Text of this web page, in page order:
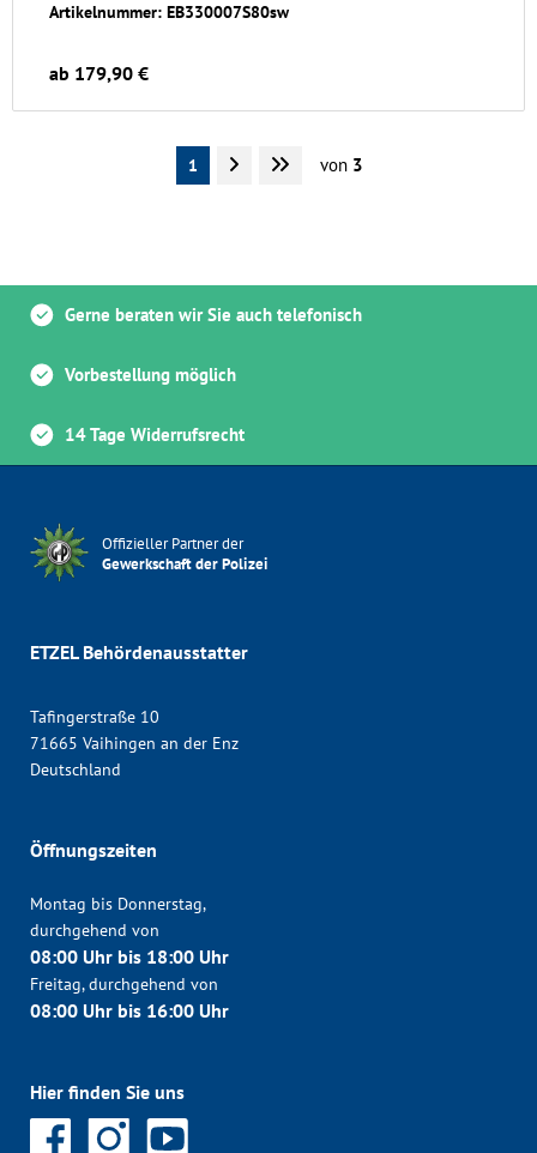
Artikelnummer: EB330007S80sw
ab 179,90 €
1 von 3
Gerne beraten wir Sie auch telefonisch
Vorbestellung möglich
14 Tage Widerrufsrecht
Offizieller Partner der
Gewerkschaft der Polizei
ETZEL Behördenausstatter
Tafingerstraße 10
71665 Vaihingen an der Enz
Deutschland
Öffnungszeiten
Montag bis Donnerstag,
durchgehend von
08:00 Uhr bis 18:00 Uhr
Freitag, durchgehend von
08:00 Uhr bis 16:00 Uhr
Hier finden Sie uns